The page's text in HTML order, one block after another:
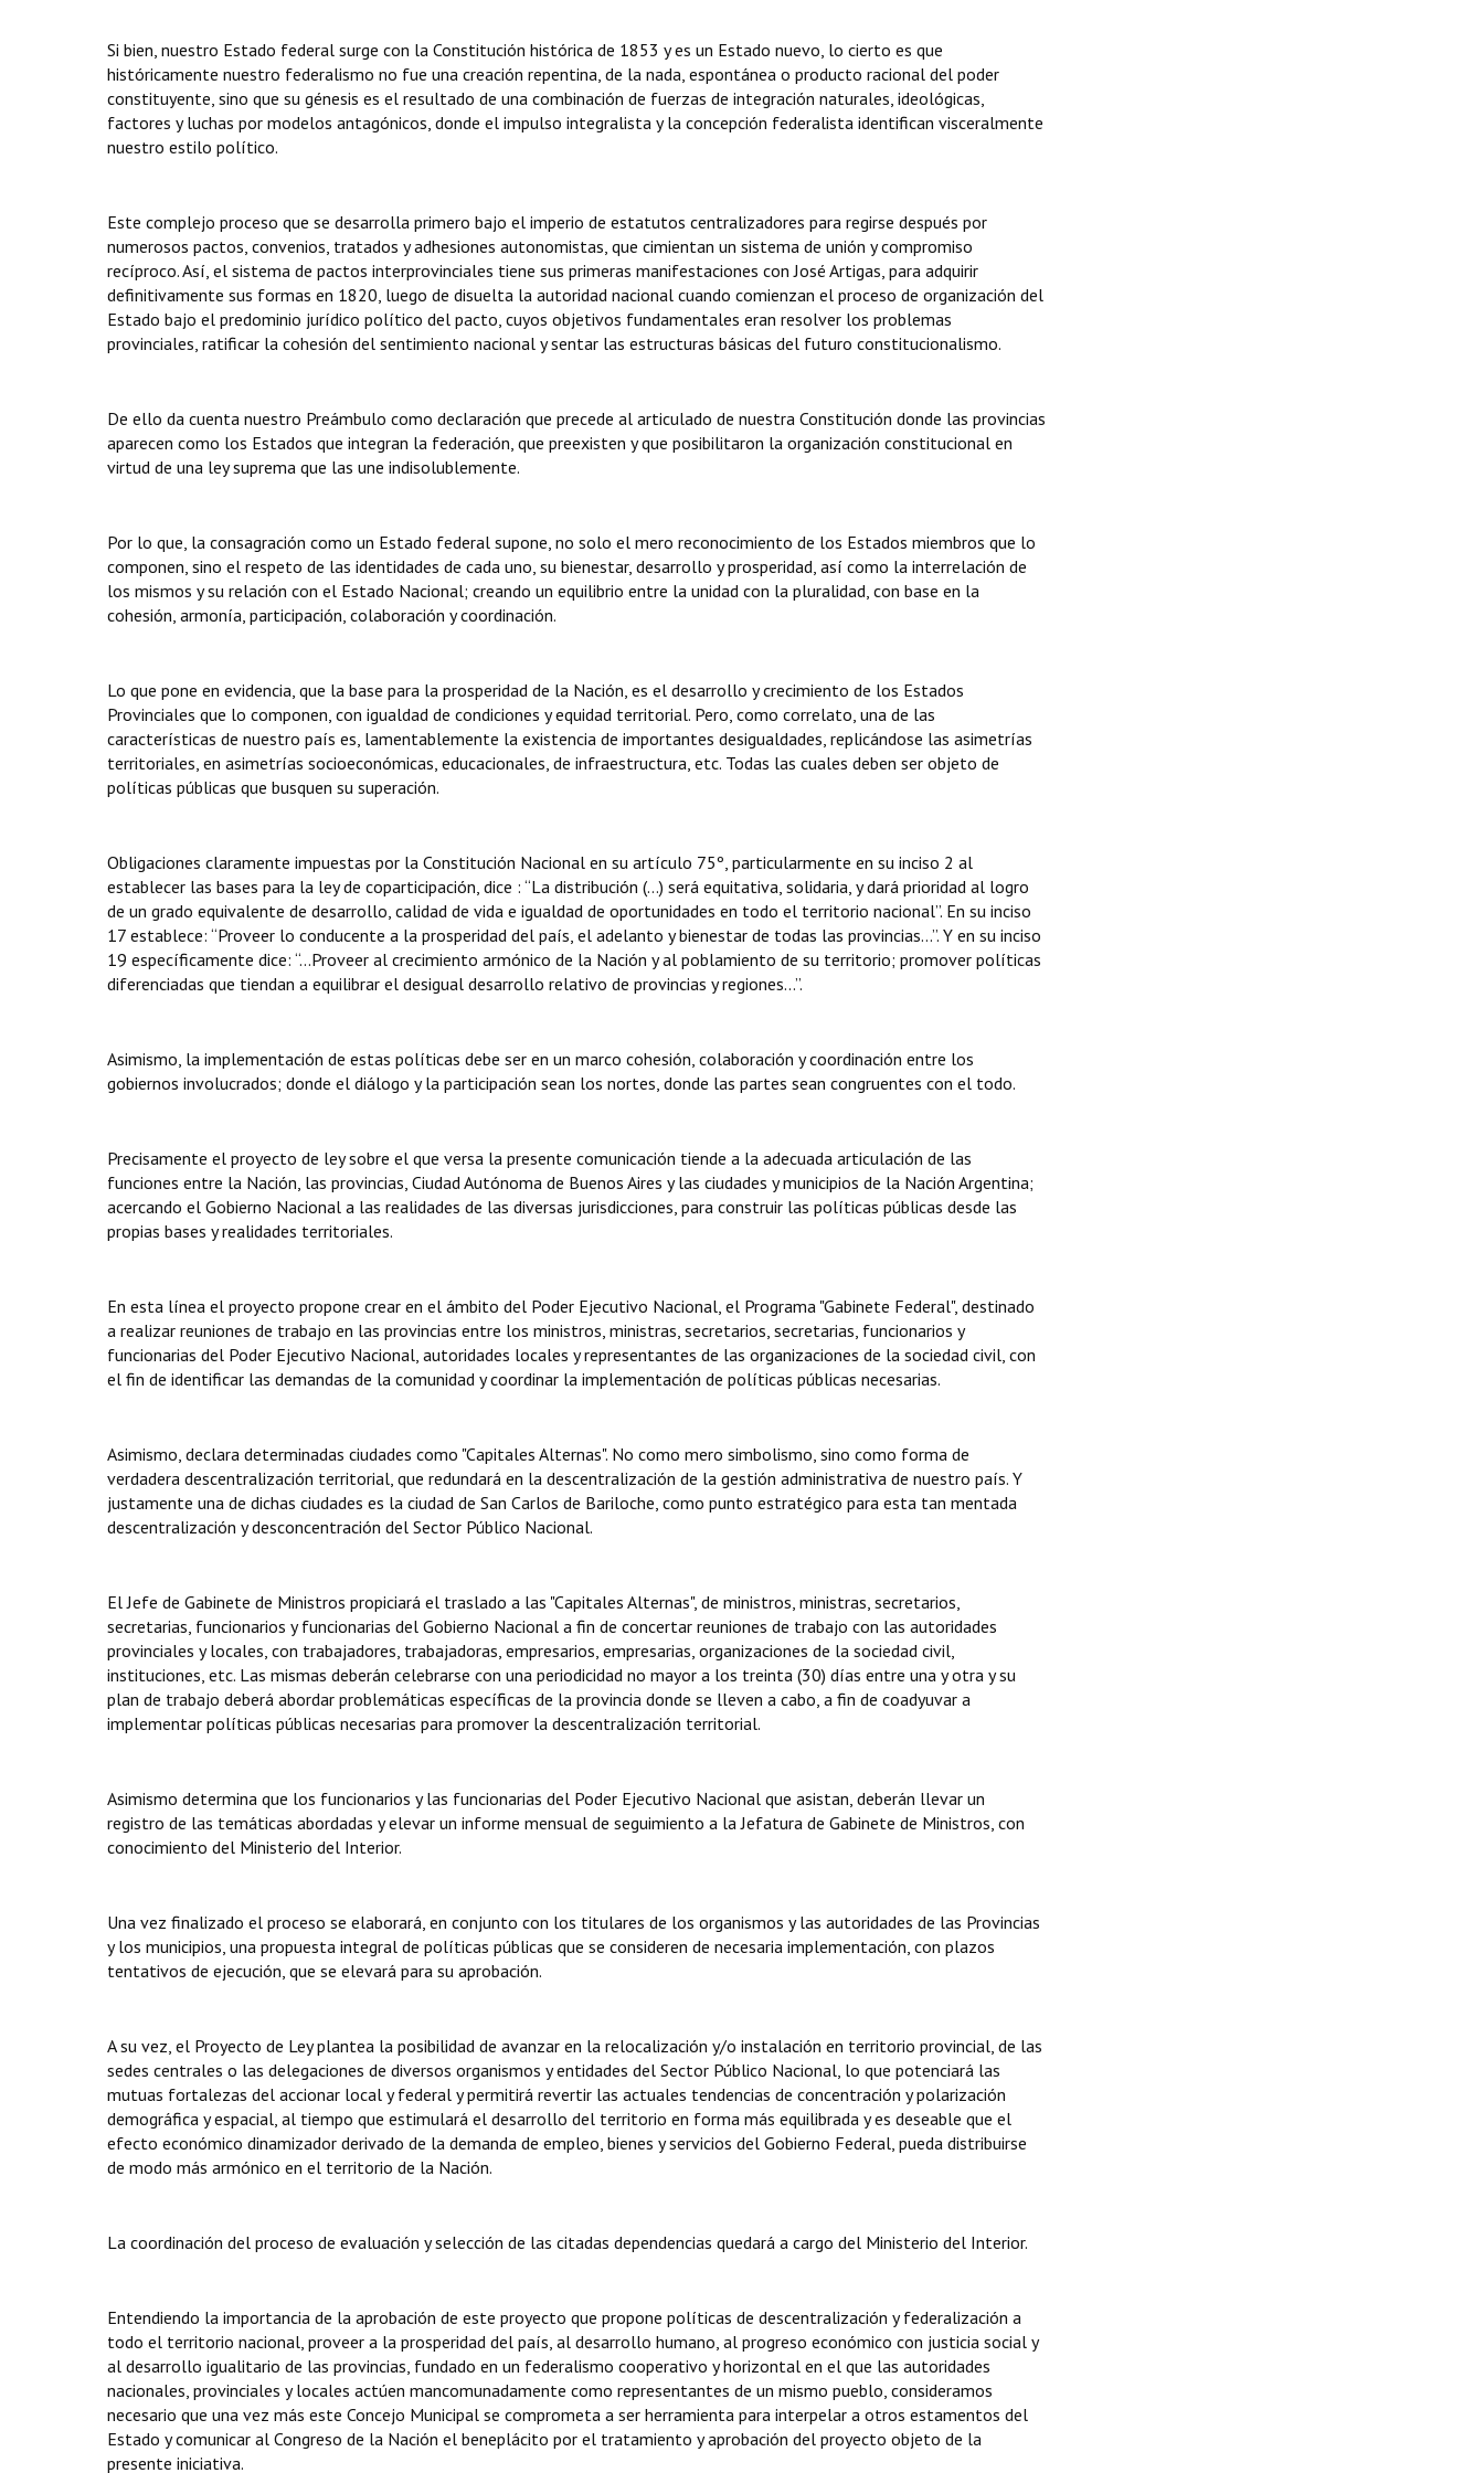
Si bien, nuestro Estado federal surge con la Constitución histórica de 1853 y es un Estado nuevo, lo cierto es que
históricamente nuestro federalismo no fue una creación repentina, de la nada, espontánea o producto racional del poder
constituyente, sino que su génesis es el resultado de una combinación de fuerzas de integración naturales, ideológicas,
factores y luchas por modelos antagónicos, donde el impulso integralista y la concepción federalista identifican visceralmente
nuestro estilo político.
Este complejo proceso que se desarrolla primero bajo el imperio de estatutos centralizadores para regirse después por
numerosos pactos, convenios, tratados y adhesiones autonomistas, que cimientan un sistema de unión y compromiso
recíproco. Así, el sistema de pactos interprovinciales tiene sus primeras manifestaciones con José Artigas, para adquirir
definitivamente sus formas en 1820, luego de disuelta la autoridad nacional cuando comienzan el proceso de organización del
Estado bajo el predominio jurídico político del pacto, cuyos objetivos fundamentales eran resolver los problemas
provinciales, ratificar la cohesión del sentimiento nacional y sentar las estructuras básicas del futuro constitucionalismo.
De ello da cuenta nuestro Preámbulo como declaración que precede al articulado de nuestra Constitución donde las provincias
aparecen como los Estados que integran la federación, que preexisten y que posibilitaron la organización constitucional en
virtud de una ley suprema que las une indisolublemente.
Por lo que, la consagración como un Estado federal supone, no solo el mero reconocimiento de los Estados miembros que lo
componen, sino el respeto de las identidades de cada uno, su bienestar, desarrollo y prosperidad, así como la interrelación de
los mismos y su relación con el Estado Nacional; creando un equilibrio entre la unidad con la pluralidad, con base en la
cohesión, armonía, participación, colaboración y coordinación.
Lo que pone en evidencia, que la base para la prosperidad de la Nación, es el desarrollo y crecimiento de los Estados
Provinciales que lo componen, con igualdad de condiciones y equidad territorial. Pero, como correlato, una de las
características de nuestro país es, lamentablemente la existencia de importantes desigualdades, replicándose las asimetrías
territoriales, en asimetrías socioeconómicas, educacionales, de infraestructura, etc. Todas las cuales deben ser objeto de
políticas públicas que busquen su superación.
Obligaciones claramente impuestas por la Constitución Nacional en su artículo 75º, particularmente en su inciso 2 al
establecer las bases para la ley de coparticipación, dice : “La distribución (…) será equitativa, solidaria, y dará prioridad al logro
de un grado equivalente de desarrollo, calidad de vida e igualdad de oportunidades en todo el territorio nacional”. En su inciso
17 establece: “Proveer lo conducente a la prosperidad del país, el adelanto y bienestar de todas las provincias...”. Y en su inciso
19 específicamente dice: “...Proveer al crecimiento armónico de la Nación y al poblamiento de su territorio; promover políticas
diferenciadas que tiendan a equilibrar el desigual desarrollo relativo de provincias y regiones...”.
Asimismo, la implementación de estas políticas debe ser en un marco cohesión, colaboración y coordinación entre los
gobiernos involucrados; donde el diálogo y la participación sean los nortes, donde las partes sean congruentes con el todo.
Precisamente el proyecto de ley sobre el que versa la presente comunicación tiende a la adecuada articulación de las
funciones entre la Nación, las provincias, Ciudad Autónoma de Buenos Aires y las ciudades y municipios de la Nación Argentina;
acercando el Gobierno Nacional a las realidades de las diversas jurisdicciones, para construir las políticas públicas desde las
propias bases y realidades territoriales.
En esta línea el proyecto propone crear en el ámbito del Poder Ejecutivo Nacional, el Programa "Gabinete Federal", destinado
a realizar reuniones de trabajo en las provincias entre los ministros, ministras, secretarios, secretarias, funcionarios y
funcionarias del Poder Ejecutivo Nacional, autoridades locales y representantes de las organizaciones de la sociedad civil, con
el fin de identificar las demandas de la comunidad y coordinar la implementación de políticas públicas necesarias.
Asimismo, declara determinadas ciudades como "Capitales Alternas". No como mero simbolismo, sino como forma de
verdadera descentralización territorial, que redundará en la descentralización de la gestión administrativa de nuestro país. Y
justamente una de dichas ciudades es la ciudad de San Carlos de Bariloche, como punto estratégico para esta tan mentada
descentralización y desconcentración del Sector Público Nacional.
El Jefe de Gabinete de Ministros propiciará el traslado a las "Capitales Alternas", de ministros, ministras, secretarios,
secretarias, funcionarios y funcionarias del Gobierno Nacional a fin de concertar reuniones de trabajo con las autoridades
provinciales y locales, con trabajadores, trabajadoras, empresarios, empresarias, organizaciones de la sociedad civil,
instituciones, etc. Las mismas deberán celebrarse con una periodicidad no mayor a los treinta (30) días entre una y otra y su
plan de trabajo deberá abordar problemáticas específicas de la provincia donde se lleven a cabo, a fin de coadyuvar a
implementar políticas públicas necesarias para promover la descentralización territorial.
Asimismo determina que los funcionarios y las funcionarias del Poder Ejecutivo Nacional que asistan, deberán llevar un
registro de las temáticas abordadas y elevar un informe mensual de seguimiento a la Jefatura de Gabinete de Ministros, con
conocimiento del Ministerio del Interior.
Una vez finalizado el proceso se elaborará, en conjunto con los titulares de los organismos y las autoridades de las Provincias
y los municipios, una propuesta integral de políticas públicas que se consideren de necesaria implementación, con plazos
tentativos de ejecución, que se elevará para su aprobación.
A su vez, el Proyecto de Ley plantea la posibilidad de avanzar en la relocalización y/o instalación en territorio provincial, de las
sedes centrales o las delegaciones de diversos organismos y entidades del Sector Público Nacional, lo que potenciará las
mutuas fortalezas del accionar local y federal y permitirá revertir las actuales tendencias de concentración y polarización
demográfica y espacial, al tiempo que estimulará el desarrollo del territorio en forma más equilibrada y es deseable que el
efecto económico dinamizador derivado de la demanda de empleo, bienes y servicios del Gobierno Federal, pueda distribuirse
de modo más armónico en el territorio de la Nación.
La coordinación del proceso de evaluación y selección de las citadas dependencias quedará a cargo del Ministerio del Interior.
Entendiendo la importancia de la aprobación de este proyecto que propone políticas de descentralización y federalización a
todo el territorio nacional, proveer a la prosperidad del país, al desarrollo humano, al progreso económico con justicia social y
al desarrollo igualitario de las provincias, fundado en un federalismo cooperativo y horizontal en el que las autoridades
nacionales, provinciales y locales actúen mancomunadamente como representantes de un mismo pueblo, consideramos
necesario que una vez más este Concejo Municipal se comprometa a ser herramienta para interpelar a otros estamentos del
Estado y comunicar al Congreso de la Nación el beneplácito por el tratamiento y aprobación del proyecto objeto de la
presente iniciativa.